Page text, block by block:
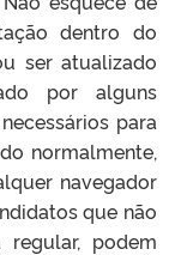
dentro do
ser atualizado
por alguns
para
normalmente,
navegador
que não
podem